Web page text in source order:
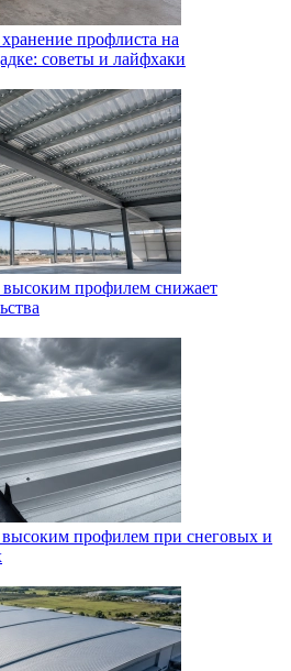
профлиста на
советы и лайфхаки
профилем снижает
высоким профилем при снеговых и